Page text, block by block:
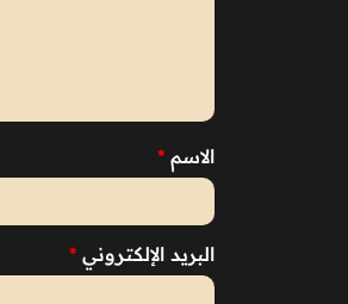
الاسم *
البريد الإلكتروني *